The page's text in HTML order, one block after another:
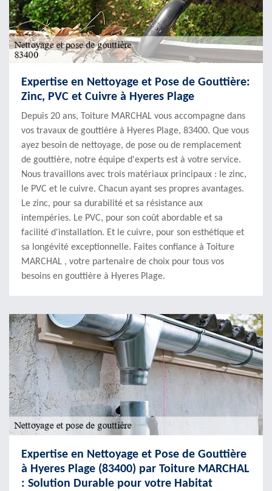
Expertise en Nettoyage et Pose de Gouttière:
Zinc, PVC et Cuivre à Hyeres Plage
Depuis 20 ans, Toiture MARCHAL vous accompagne dans
vos travaux de gouttière à Hyeres Plage, 83400. Que vous
ayez besoin de nettoyage, de pose ou de remplacement
de gouttière, notre équipe d'experts est à votre service.
Nous travaillons avec trois matériaux principaux : le zinc,
le PVC et le cuivre. Chacun ayant ses propres avantages.
Le zinc, pour sa durabilité et sa résistance aux
intempéries. Le PVC, pour son coût abordable et sa
facilité d'installation. Et le cuivre, pour son esthétique et
sa longévité exceptionnelle. Faites confiance à Toiture
MARCHAL , votre partenaire de choix pour tous vos
besoins en gouttière à Hyeres Plage.
Expertise en Nettoyage et Pose de Gouttière
à Hyeres Plage (83400) par Toiture MARCHAL
: Solution Durable pour votre Habitat